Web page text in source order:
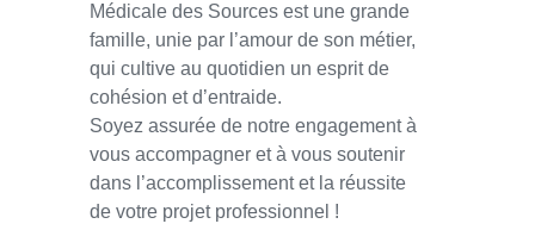
Médicale des Sources est une grande
famille, unie par l’amour de son métier,
qui cultive au quotidien un esprit de
cohésion et d’entraide.
Soyez assurée de notre engagement à
vous accompagner et à vous soutenir
dans l’accomplissement et la réussite
de votre projet professionnel !